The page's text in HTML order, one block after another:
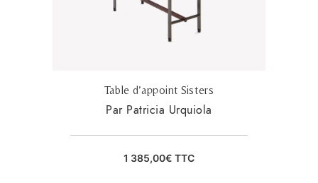
Table d’appoint Sisters
Par Patricia Urquiola
1 385,00€ TTC